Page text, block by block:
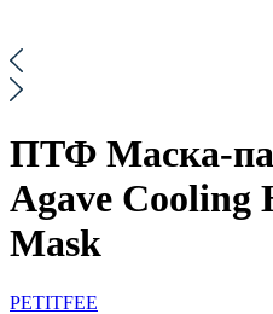
ПТФ Маска-
Agave Cooling
Mask
PETITFEE